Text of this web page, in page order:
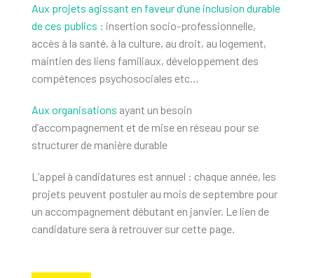
Aux projets agissant en faveur d’une inclusion durable
de ces publics : insertion socio-professionnelle,
accès à la santé, à la culture, au droit, au logement,
maintien des liens familiaux, développement des
compétences psychosociales etc…
Aux organisations ayant un besoin
d’accompagnement et de mise en réseau pour se
structurer de manière durable
L’appel à candidatures est annuel : chaque année, les
projets peuvent postuler au mois de septembre pour
un accompagnement débutant en janvier. Le lien de
candidature sera à retrouver sur cette page.